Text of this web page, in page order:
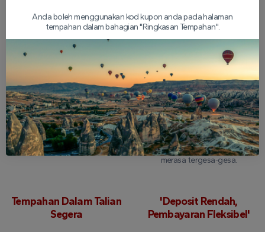
Jaminan wang balik 24
jam
Kami menawarkan ketenangan
fikiran dengan pilihan bayaran
balik penuh jika anda perlu
membatalkan sehingga 24 jam
sebelum lawatan anda.
Jadual Perjalanan
Terperinci
Itinerari Jelajah Merah
Cappadocia kami dirancang
untuk kecekapan dan
keseronokan. Anda akan
melawat tempat-tempat yang
wajib dilihat seperti Lurah Mawar
dan Merah di Cappadocia tanpa
merasa tergesa-gesa.
Tempahan Dalam Talian
Segera
'Deposit Rendah,
Pembayaran Fleksibel'
Anda boleh menggunakan kod kupon anda pada halaman
tempahan dalam bahagian "Ringkasan Tempahan".